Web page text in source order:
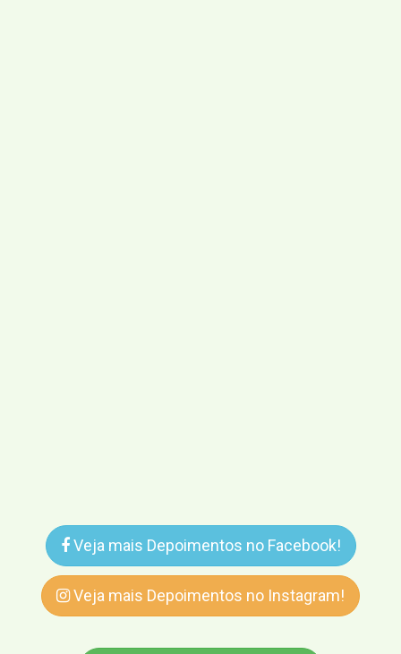
Veja mais Depoimentos no Facebook!
Veja mais Depoimentos no Instagram!